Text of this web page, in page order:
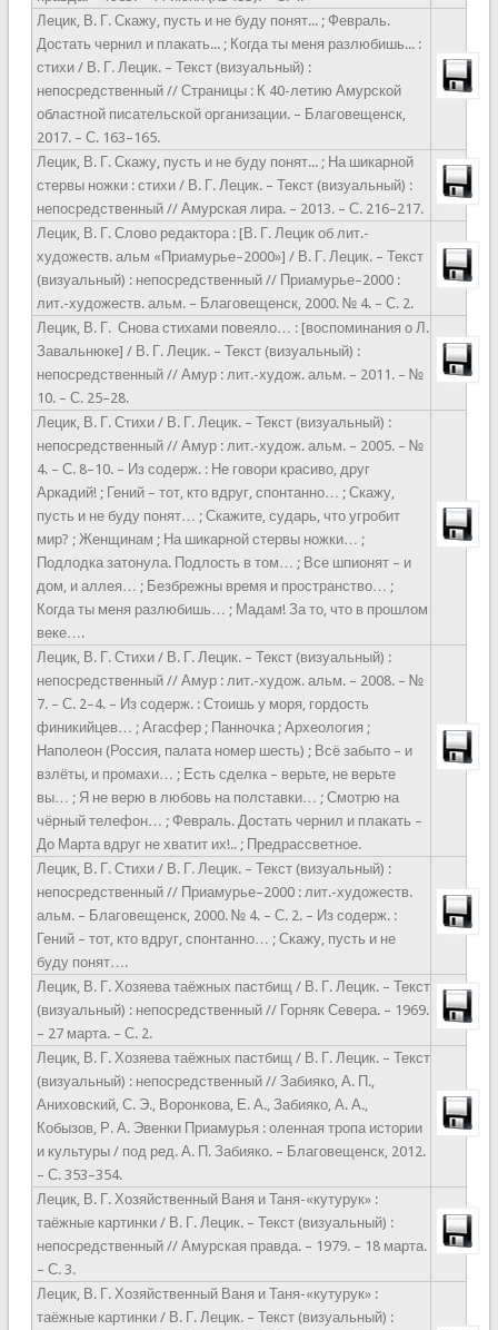
Лецик, В. Г. Скажу, пусть и не буду понят... ; Февраль.
Достать чернил и плакать... ; Когда ты меня разлюбишь... :
стихи / В. Г. Лецик. – Текст (визуальный) :
непосредственный // Страницы : К 40-летию Амурской
областной писательской организации. – Благовещенск,
2017. – С. 163–165.
Лецик, В. Г. Скажу, пусть и не буду понят... ; На шикарной
стервы ножки : стихи / В. Г. Лецик. – Текст (визуальный) :
непосредственный // Амурская лира. – 2013. – С. 216–217.
Лецик, В. Г. Слово редактора : [В. Г. Лецик об лит.-
художеств. альм «Приамурье–2000»] / В. Г. Лецик. – Текст
(визуальный) : непосредственный // Приамурье–2000 :
лит.-художеств. альм. – Благовещенск, 2000. № 4. – С. 2.
Лецик, В. Г. Снова стихами повеяло… : [воспоминания о Л.
Завальнюке] / В. Г. Лецик. – Текст (визуальный) :
непосредственный // Амур : лит.-худож. альм. – 2011. – №
10. – С. 25–28.
Лецик, В. Г. Стихи / В. Г. Лецик. – Текст (визуальный) :
непосредственный // Амур : лит.-худож. альм. – 2005. – №
4. – С. 8–10. – Из содерж. : Не говори красиво, друг
Аркадий! ; Гений – тот, кто вдруг, спонтанно… ; Скажу,
пусть и не буду понят… ; Скажите, сударь, что угробит
мир? ; Женщинам ; На шикарной стервы ножки… ;
Подлодка затонула. Подлость в том… ; Все шпионят – и
дом, и аллея… ; Безбрежны время и пространство… ;
Когда ты меня разлюбишь… ; Мадам! За то, что в прошлом
веке….
Лецик, В. Г. Стихи / В. Г. Лецик. – Текст (визуальный) :
непосредственный // Амур : лит.-худож. альм. – 2008. – №
7. – С. 2–4. – Из содерж. : Стоишь у моря, гордость
финикийцев… ; Агасфер ; Панночка ; Археология ;
Наполеон (Россия, палата номер шесть) ; Всё забыто – и
взлёты, и промахи… ; Есть сделка – верьте, не верьте
вы… ; Я не верю в любовь на полставки… ; Смотрю на
чёрный телефон… ; Февраль. Достать чернил и плакать –
До Марта вдруг не хватит их!.. ; Предрассветное.
Лецик, В. Г. Стихи / В. Г. Лецик. – Текст (визуальный) :
непосредственный // Приамурье–2000 : лит.-художеств.
альм. – Благовещенск, 2000. № 4. – С. 2. – Из содерж. :
Гений – тот, кто вдруг, спонтанно… ; Скажу, пусть и не
буду понят….
Лецик, В. Г. Хозяева таёжных пастбищ / В. Г. Лецик. – Текст
(визуальный) : непосредственный // Горняк Севера. – 1969.
– 27 марта. – С. 2.
Лецик, В. Г. Хозяева таёжных пастбищ / В. Г. Лецик. – Текст
(визуальный) : непосредственный // Забияко, А. П.,
Аниховский, С. Э., Воронкова, Е. А., Забияко, А. А.,
Кобызов, Р. А. Эвенки Приамурья : оленная тропа истории
и культуры / под ред. А. П. Забияко. – Благовещенск, 2012.
– С. 353–354.
Лецик, В. Г. Хозяйственный Ваня и Таня-«кутурук» :
таёжные картинки / В. Г. Лецик. – Текст (визуальный) :
непосредственный // Амурская правда. – 1979. – 18 марта.
– С. 3.
Лецик, В. Г. Хозяйственный Ваня и Таня-«кутурук» :
таёжные картинки / В. Г. Лецик. – Текст (визуальный) :